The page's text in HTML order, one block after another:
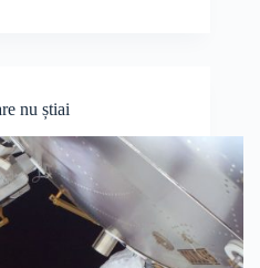
nu știai